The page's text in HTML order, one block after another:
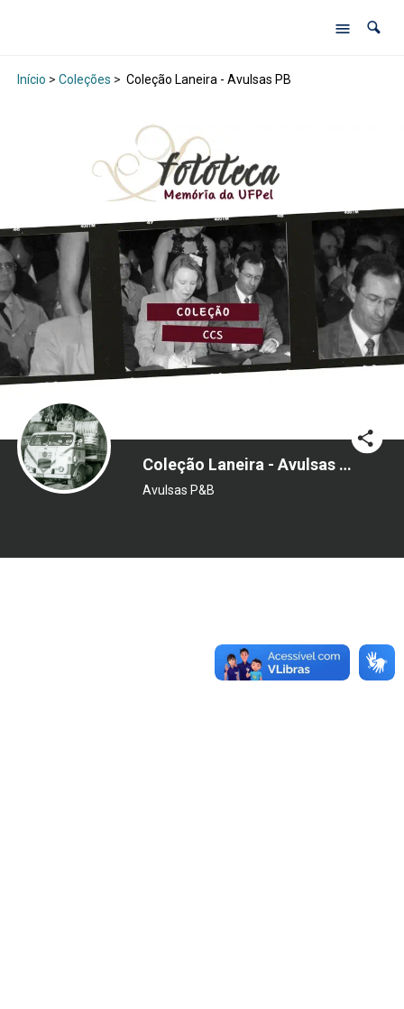
Início > Coleções > Coleção Laneira - Avulsas PB
Coleção Laneira - Avulsas PB
Avulsas P&B